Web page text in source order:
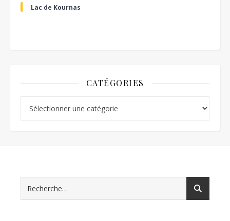
Lac de Kournas
CATÉGORIES